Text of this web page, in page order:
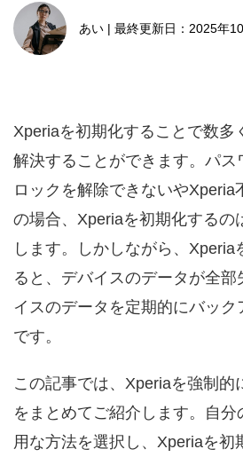
あい | 最終更新日：2025年
Xperiaを初期化することで数多
解決することができます。パス
ロックを解除できないやXperia
の場合、Xperiaを初期化するの
します。しかしながら、Xperia
ると、デバイスのデータが全
イスのデータを定期的にバッ
です。
この記事では、Xperiaを強制的
をまとめてご紹介します。自分
用な方法を選択し、Xperiaを初